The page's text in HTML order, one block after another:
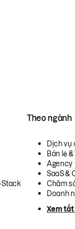
Stack
Theo ngành
Dịch vụ
Bán lẻ
Agency
SaaS &
Chăm
Doanh
Xem